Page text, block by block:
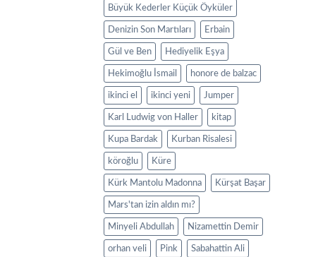
Büyük Kederler Küçük Öyküler
Denizin Son Martıları Erbain
Gül ve Ben Hediyelik Eşya
Hekimoğlu İsmail honore de balzac
ikinci el ikinci yeni Jumper
Karl Ludwig von Haller kitap
Kupa Bardak Kurban Risalesi
köroğlu Küre
Kürk Mantolu Madonna Kürşat Başar
Mars'tan izin aldın mı?
Minyeli Abdullah Nizamettin Demir
orhan veli Pink Sabahattin Ali